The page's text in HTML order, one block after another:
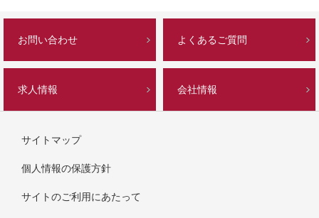
お問い合わせ よくあるご質問
求人情報 会社情報
サイトマップ
個人情報の保護方針
サイトのご利用にあたって